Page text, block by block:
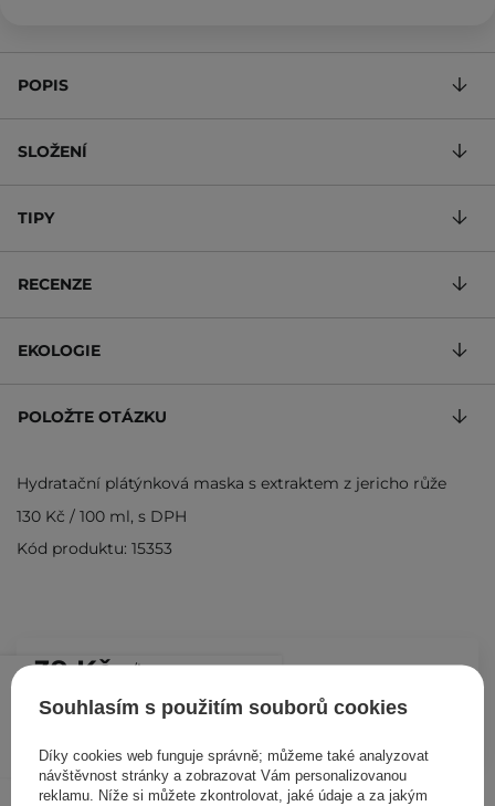
39 Kč /ks
PŘIDAT DO KOŠÍKU
POPIS
SLOŽENÍ
TIPY
RECENZE
EKOLOGIE
POLOŽTE OTÁZKU
Hydratační plátýnková maska s extraktem z jericho růže
130 Kč / 100 ml, s DPH
Kód produktu: 15353
Souhlasím s použitím souborů cookies
Díky cookies web funguje správně; můžeme také analyzovat
návštěvnost stránky a zobrazovat Vám personalizovanou
reklamu. Níže si můžete zkontrolovat, jaké údaje a za jakým